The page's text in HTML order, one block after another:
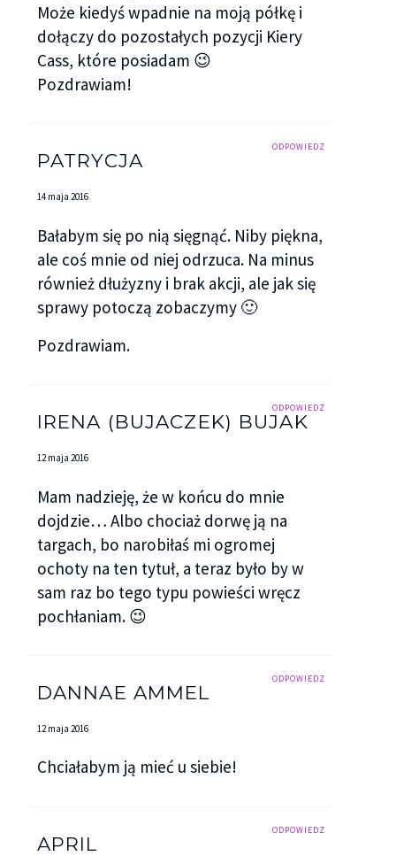
Może kiedyś wpadnie na moją półkę i
dołączy do pozostałych pozycji Kiery
Cass, które posiadam 😉
Pozdrawiam!
ODPOWIEDZ
PATRYCJA
14 maja 2016
Bałabym się po nią sięgnąć. Niby piękna,
ale coś mnie od niej odrzuca. Na minus
również dłużyzny i brak akcji, ale jak się
sprawy potoczą zobaczymy 🙂
Pozdrawiam.
ODPOWIEDZ
IRENA (BUJACZEK) BUJAK
12 maja 2016
Mam nadzieję, że w końcu do mnie
dojdzie… Albo chociaż dorwę ją na
targach, bo narobiłaś mi ogromej
ochoty na ten tytuł, a teraz było by w
sam raz bo tego typu powieści wręcz
pochłaniam. 😉
ODPOWIEDZ
DANNAE AMMEL
12 maja 2016
Chciałabym ją mieć u siebie!
ODPOWIEDZ
APRIL